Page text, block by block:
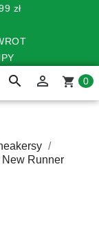
zł
search  shopping_cart 0
Runner